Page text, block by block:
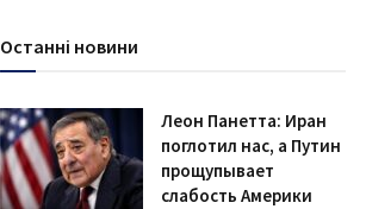
Останні новини
Леон Панетта: Иран
поглотил нас, а Путин
прощупывает
слабость Америки